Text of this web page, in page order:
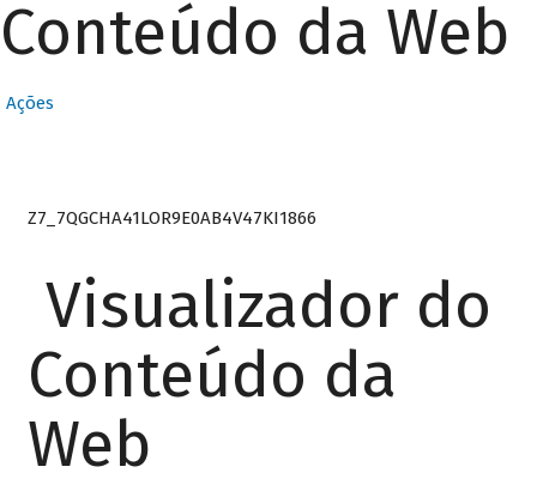
Conteúdo da Web
Ações
Z7_7QGCHA41LOR9E0AB4V47KI1866
Visualizador do
Conteúdo da
Web